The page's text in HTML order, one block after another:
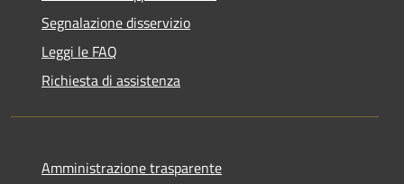
Segnalazione disservizio
Leggi le FAQ
Richiesta di assistenza
Amministrazione trasparente